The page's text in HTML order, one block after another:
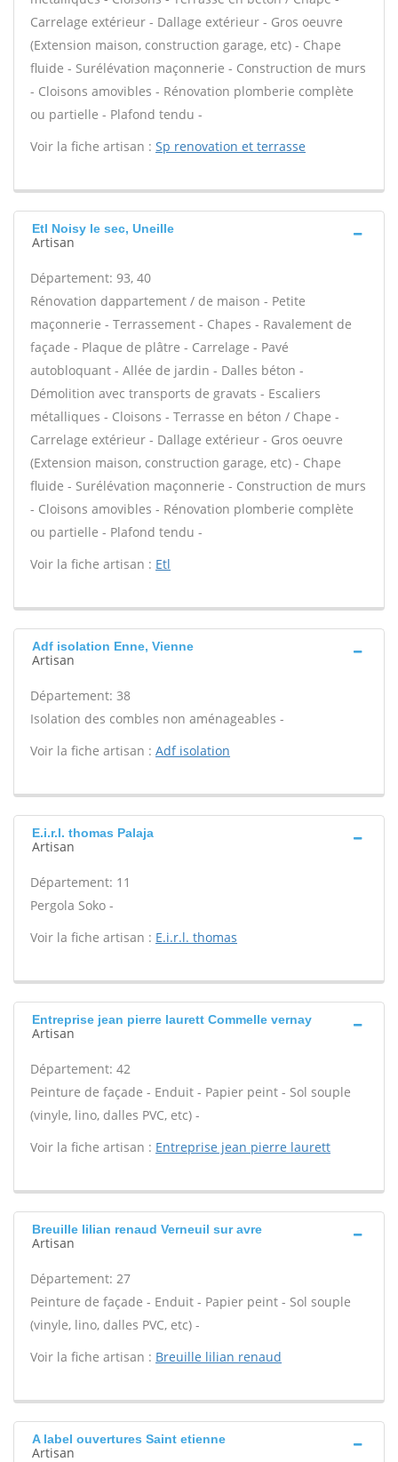
Carrelage extérieur - Dallage extérieur - Gros oeuvre
(Extension maison, construction garage, etc) - Chape
fluide - Surélévation maçonnerie - Construction de murs
- Cloisons amovibles - Rénovation plomberie complète
ou partielle - Plafond tendu -
Voir la fiche artisan : Sp renovation et terrasse
Etl Noisy le sec, Uneille
Artisan
Département: 93, 40
Rénovation dappartement / de maison - Petite
maçonnerie - Terrassement - Chapes - Ravalement de
façade - Plaque de plâtre - Carrelage - Pavé
autobloquant - Allée de jardin - Dalles béton -
Démolition avec transports de gravats - Escaliers
métalliques - Cloisons - Terrasse en béton / Chape -
Carrelage extérieur - Dallage extérieur - Gros oeuvre
(Extension maison, construction garage, etc) - Chape
fluide - Surélévation maçonnerie - Construction de murs
- Cloisons amovibles - Rénovation plomberie complète
ou partielle - Plafond tendu -
Voir la fiche artisan : Etl
Adf isolation Enne, Vienne
Artisan
Département: 38
Isolation des combles non aménageables -
Voir la fiche artisan : Adf isolation
E.i.r.l. thomas Palaja
Artisan
Département: 11
Pergola Soko -
Voir la fiche artisan : E.i.r.l. thomas
Entreprise jean pierre laurett Commelle vernay
Artisan
Département: 42
Peinture de façade - Enduit - Papier peint - Sol souple
(vinyle, lino, dalles PVC, etc) -
Voir la fiche artisan : Entreprise jean pierre laurett
Breuille lilian renaud Verneuil sur avre
Artisan
Département: 27
Peinture de façade - Enduit - Papier peint - Sol souple
(vinyle, lino, dalles PVC, etc) -
Voir la fiche artisan : Breuille lilian renaud
A label ouvertures Saint etienne
Artisan